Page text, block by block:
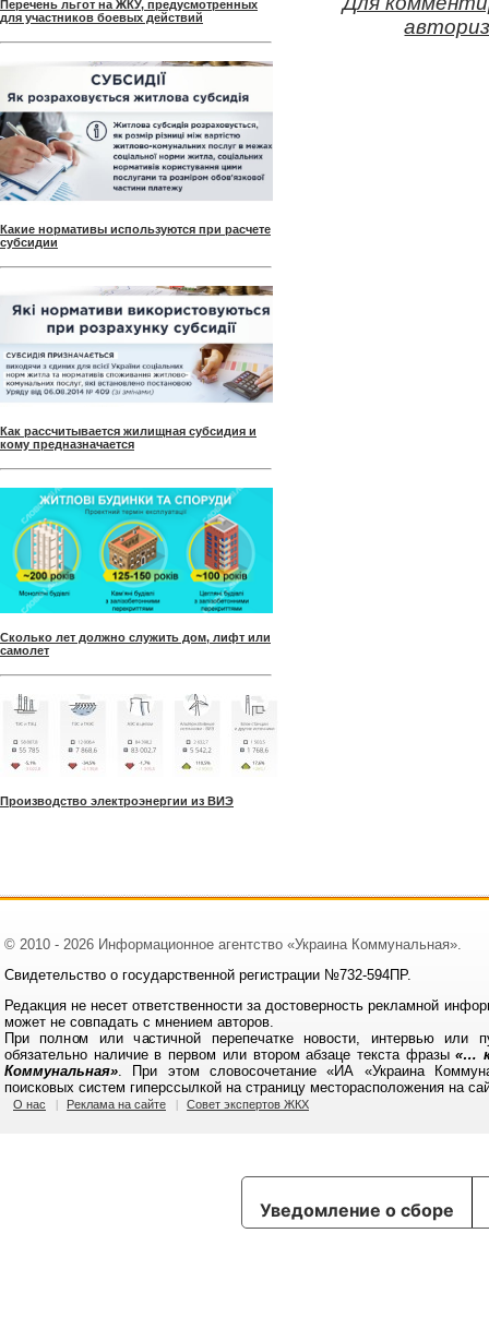
Перечень льгот на ЖКУ, предусмотренных
для участников боевых действий
Какие нормативы используются при расчете
субсидии
Как рассчитывается жилищная субсидия и
кому предназначается
Сколько лет должно служить дом, лифт или
самолет
Производство электроэнергии из ВИЭ
© 2010 - 2026 Информационное агентство «Украина Коммунальная».
Свидетельство о государственной регистрации №732-594ПР.
Редакция не несет ответственности за достоверность рекламной
может не совпадать с мнением авторов.
При полном или частичной перепечатке новости, интервью или
обязательно наличие в первом или втором абзаце текста фразы «…
Коммунальная». При этом словосочетание «ИА «Украина
поисковых систем гиперссылкой на страницу месторасположения на
О нас Реклама на сайте Совет экспертов ЖКХ
Уведомление о сборе